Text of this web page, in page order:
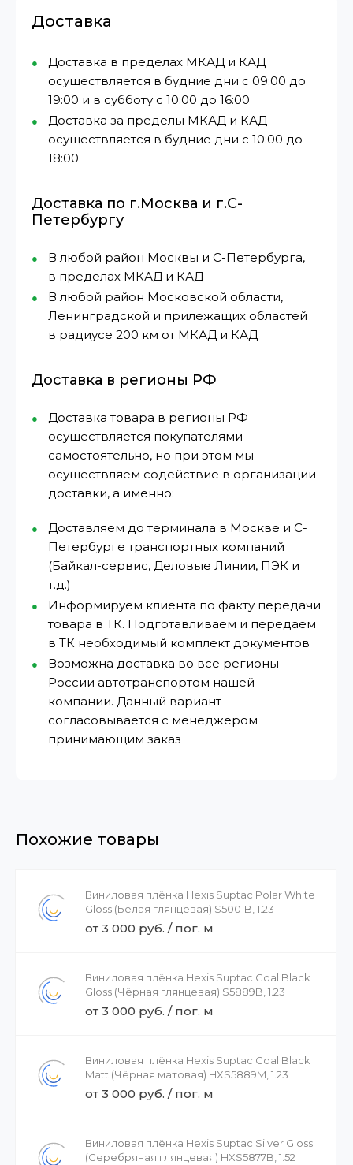
Доставка
Доставка в пределах МКАД и КАД
осуществляется в будние дни с 09:00 до
19:00 и в субботу с 10:00 до 16:00
Доставка за пределы МКАД и КАД
осуществляется в будние дни с 10:00 до
18:00
Доставка по г.Москва и г.С-
Петербургу
В любой район Москвы и С-Петербурга,
в пределах МКАД и КАД
В любой район Московской области,
Ленинградской и прилежащих областей
в радиусе 200 км от МКАД и КАД
Доставка в регионы РФ
Доставка товара в регионы РФ
осуществляется покупателями
самостоятельно, но при этом мы
осуществляем содействие в организации
доставки, а именно:
Доставляем до терминала в Москве и С-
Петербурге транспортных компаний
(Байкал-сервис, Деловые Линии, ПЭК и
т.д.)
Информируем клиента по факту передачи
товара в ТК. Подготавливаем и передаем
в ТК необходимый комплект документов
Возможна доставка во все регионы
России автотранспортом нашей
компании. Данный вариант
согласовывается с менеджером
принимающим заказ
Похожие товары
Виниловая плёнка Hexis Suptac Polar White
Gloss (Белая глянцевая) S5001B, 1.23
от 3 000 руб. / пог. м
Виниловая плёнка Hexis Suptac Coal Black
Gloss (Чёрная глянцевая) S5889B, 1.23
от 3 000 руб. / пог. м
Виниловая плёнка Hexis Suptac Coal Black
Matt (Чёрная матовая) HXS5889M, 1.23
от 3 000 руб. / пог. м
Виниловая плёнка Hexis Suptac Silver Gloss
(Серебряная глянцевая) HXS5877B, 1.52